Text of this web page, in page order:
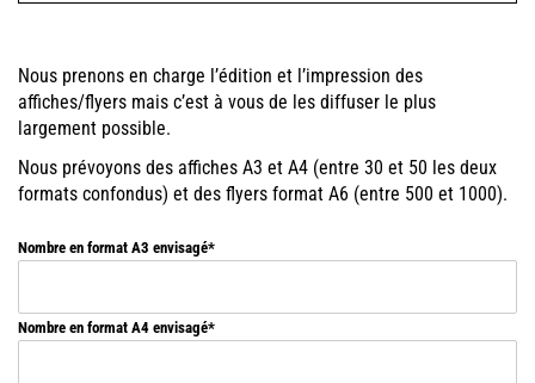
Nous prenons en charge l’édition et l’impression des
affiches/flyers mais c’est à vous de les diffuser le plus
largement possible.
Nous prévoyons des affiches A3 et A4 (entre 30 et 50 les deux
formats confondus) et des flyers format A6 (entre 500 et 1000).
Nombre en format A3 envisagé
Nombre en format A4 envisagé